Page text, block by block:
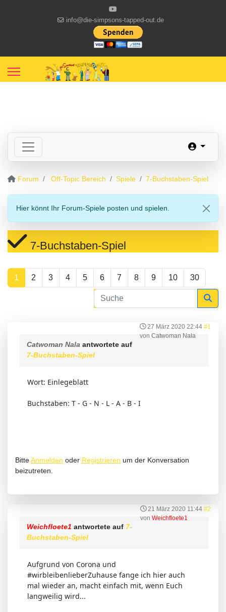
info@die-simpsons-tapped-out.de
Forum Off-Topic Bereich Spiele 7-Buchstaben-Spiel
Hier könnt Ihr Forum-Spiele posten und spielen.
7-Buchstaben-Spiel
1 2 3 4 5 6 7 8 9 10 30
27 März 2020 22:44 #1
von Catwoman Nala
Catwoman Nala antwortete auf
7-Buchstaben-Spiel
Wort: Einlegeblatt
Buchstaben: T - G - N - L - A - B - I
BitteAnmelden oder Registrieren um der Konversation
beizutreten.
21 März 2020 11:44 #2
von Weichfloete1
Weichfloete1 antwortete auf 7-
Buchstaben-Spiel
Aufgrund von Corona und
#wirbleibenlieberZuhause fange ich hier auch
mal wieder an, macht einfach mit, wenn Euch
langweilig wird...